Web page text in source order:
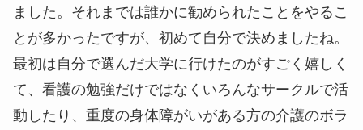
ました。それまでは誰かに勧められたことをやるこ
とが多かったですが、初めて自分で決めましたね。
最初は自分で選んだ大学に行けたのがすごく嬉しく
て、看護の勉強だけではなくいろんなサークルで活
動したり、重度の身体障がいがある方の介護のボラ